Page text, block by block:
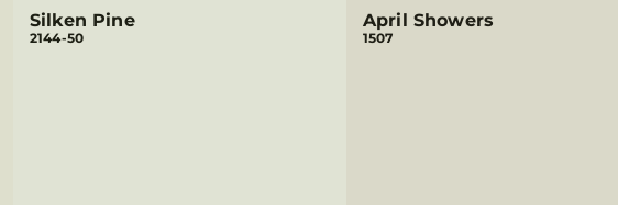
Silken Pine
2144-50
April Showers
1507